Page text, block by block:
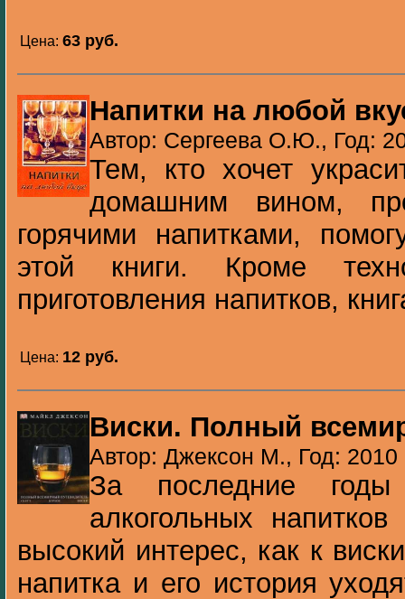
Цена: 63 pуб.
Напитки на любой
Автор: Сергеева О.Ю., Год:
Тем, кто хочет
домашним вином,
горячими напитками,
этой книги. Кроме
приготовления напитков,
Цена: 12 pуб.
Виски. Полный
Автор: Джексон М., Год: 2010
За последние
алкогольных
высокий интерес, как к
напитка и его история